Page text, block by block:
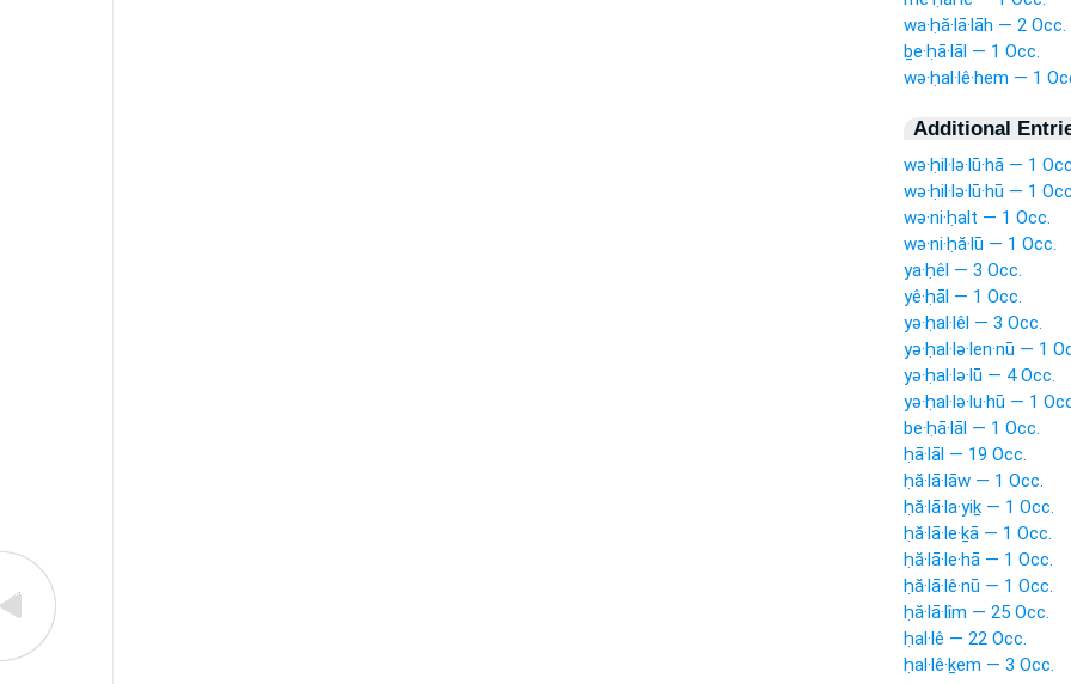
wa·ḥă·lā·lāh — 2 Occ.
ḇe·ḥā·lāl — 1 Occ.
wə·ḥal·lê·hem — 1
Additional
wə·ḥil·lə·lū·hā — 1
wə·ḥil·lə·lū·hū — 1
wə·ni·ḥalt — 1 Occ.
wə·ni·ḥă·lū — 1 Occ.
ya·ḥêl — 3 Occ.
yê·ḥāl — 1 Occ.
yə·ḥal·lêl — 3 Occ.
yə·ḥal·lə·len·nū — 1
yə·ḥal·lə·lū — 4 Occ.
yə·ḥal·lə·lu·hū — 1
be·ḥā·lāl — 1 Occ.
ḥā·lāl — 19 Occ.
ḥă·lā·lāw — 1 Occ.
ḥă·lā·la·yiḵ — 1 Occ.
ḥă·lā·le·ḵā — 1 Occ.
ḥă·lā·le·hā — 1 Occ.
ḥă·lā·lê·nū — 1 Occ.
ḥă·lā·lîm — 25 Occ.
ḥal·lê — 22 Occ.
ḥal·lê·ḵem — 3 Occ.